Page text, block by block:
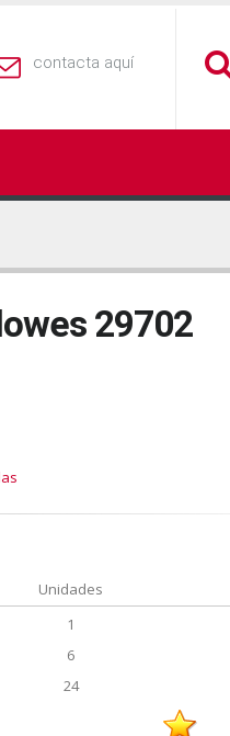
contacta aquí
29702
Unidades
1
6
24